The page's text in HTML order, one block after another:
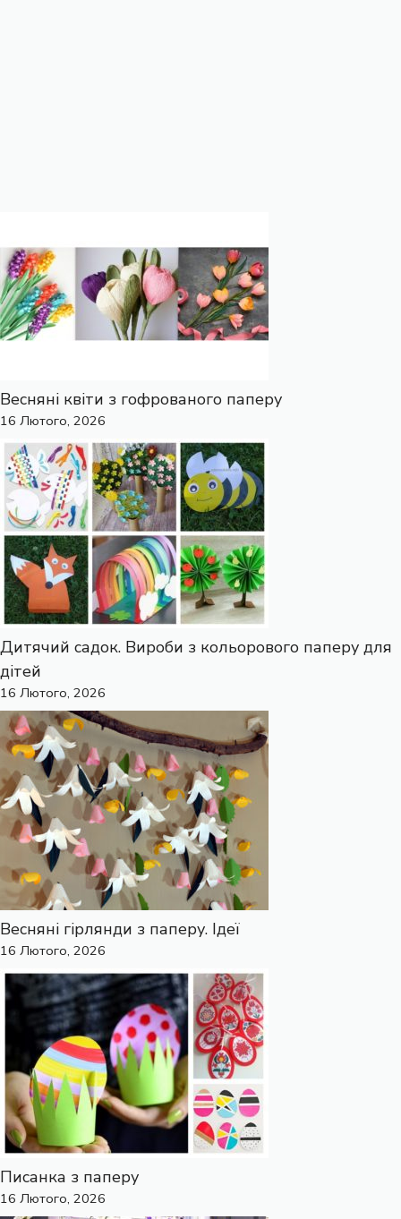
Весняні квіти з гофрованого паперу
16 Лютого, 2026
Дитячий садок. Вироби з кольорового паперу для
дітей
16 Лютого, 2026
Весняні гірлянди з паперу. Ідеї
16 Лютого, 2026
Писанка з паперу
16 Лютого, 2026